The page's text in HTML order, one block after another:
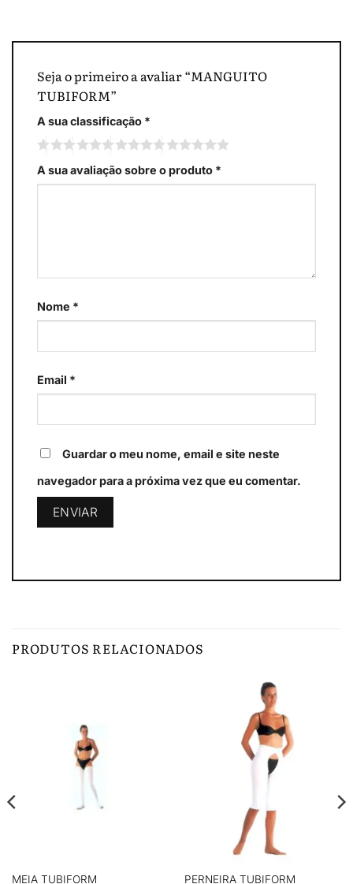
Seja o primeiro a avaliar “MANGUITO
TUBIFORM”
A sua classificação *
A sua avaliação sobre o produto *
Nome *
Email *
Guardar o meu nome, email e site neste
navegador para a próxima vez que eu comentar.
PRODUTOS RELACIONADOS
MEIA TUBIFORM PERNEIRA TUBIFORM